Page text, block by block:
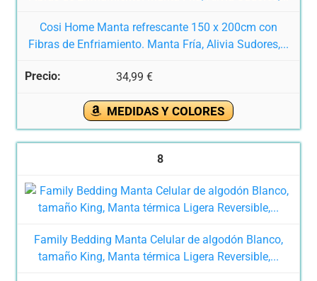
Cosi Home Manta refrescante 150 x 200cm con
Fibras de Enfriamiento. Manta Fría, Alivia Sudores,...
34,99 €
MEDIDAS Y COLORES
8
Family Bedding Manta Celular de algodón Blanco,
tamaño King, Manta térmica Ligera Reversible,...